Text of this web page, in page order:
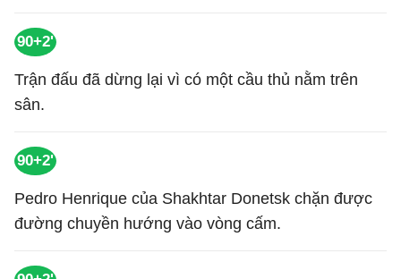
90+2'
Trận đấu đã dừng lại vì có một cầu thủ nằm trên
sân.
90+2'
Pedro Henrique của Shakhtar Donetsk chặn được
đường chuyền hướng vào vòng cấm.